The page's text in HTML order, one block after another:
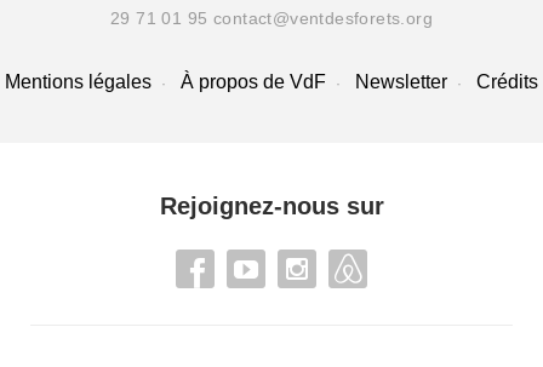
29 71 01 95 contact@ventdesforets.org
Mentions légales À propos de VdF Newsletter Crédits
Rejoignez-nous sur